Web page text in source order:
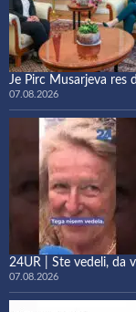
Je Pirc Musarjeva res
07.08.2026
24UR | Ste vedeli, da
07.08.2026